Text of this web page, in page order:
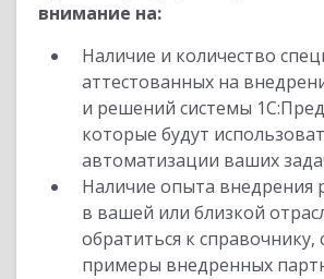
внимание на:
Наличие и количество
аттестованных на
и решений системы
которые будут
автоматизации ваших
Наличие опыта внедрения
в вашей или близкой
обратиться к
примеры внедренных